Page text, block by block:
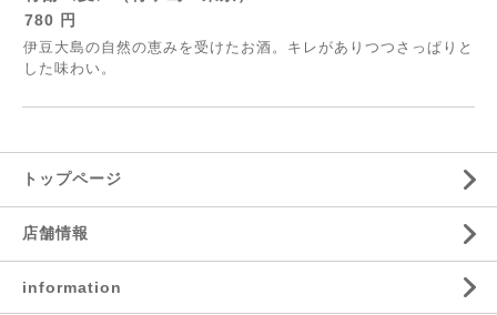
780 円
伊豆大島の自然の恵みを受けたお酒。キレがありつつさっぱりと
した味わい。
トップページ
店舗情報
information